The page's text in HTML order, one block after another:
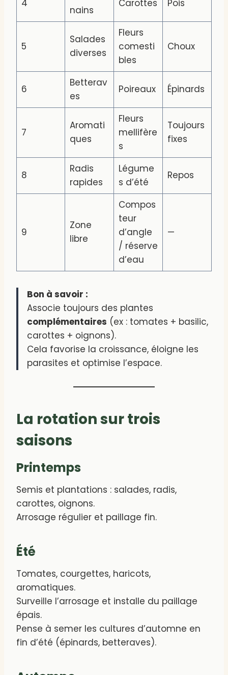
4
nains
Carottes Pois
5
Salades
diverses
Fleurs
comesti
bles
Choux
6
Betterav
es
Poireaux Épinards
7
Aromati
ques
Fleurs
mellifère
s
Toujours
fixes
8
Radis
rapides
Légume
s d’été
Repos
9
Zone
libre
Compos
teur
d’angle
/ réserve
d’eau
—
Bon à savoir :
Associe toujours des plantes
complémentaires (ex : tomates + basilic,
carottes + oignons).
Cela favorise la croissance, éloigne les
parasites et optimise l’espace.
La rotation sur trois
saisons
Printemps
Semis et plantations : salades, radis,
carottes, oignons.
Arrosage régulier et paillage fin.
Été
Tomates, courgettes, haricots,
aromatiques.
Surveille l’arrosage et installe du paillage
épais.
Pense à semer les cultures d’automne en
fin d’été (épinards, betteraves).